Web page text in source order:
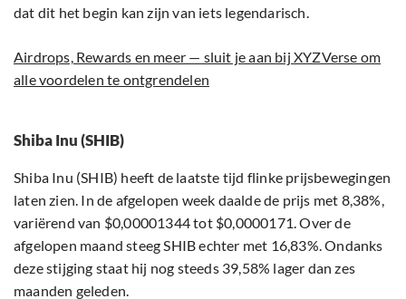
dat dit het begin kan zijn van iets legendarisch.
Airdrops, Rewards en meer — sluit je aan bij XYZVerse om
alle voordelen te ontgrendelen
Shiba Inu (SHIB)
Shiba Inu (SHIB) heeft de laatste tijd flinke prijsbewegingen
laten zien. In de afgelopen week daalde de prijs met 8,38%,
variërend van $0,00001344 tot $0,0000171. Over de
afgelopen maand steeg SHIB echter met 16,83%. Ondanks
deze stijging staat hij nog steeds 39,58% lager dan zes
maanden geleden.